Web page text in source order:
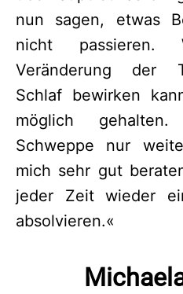
nun sagen, etwas
nicht passieren.
Veränderung der
Schlaf bewirken
möglich
Schweppe nur
mich sehr gut
jeder Zeit wieder
absolvieren.«